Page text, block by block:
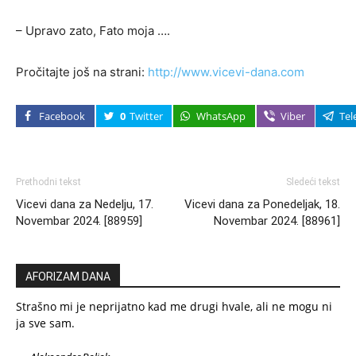
– Upravo zato, Fato moja ….
Pročitajte još na strani: http://www.vicevi-dana.com
Facebook 0 Twitter WhatsApp Viber
Prethodni tekst
Vicevi dana za Nedelju, 17.
Novembar 2024. [88959]
Sledeći tekst
Vicevi dana za Ponedeljak, 18.
Novembar 2024. [88961]
AFORIZAM DANA
Strašno mi je neprijatno kad me drugi hvale, ali ne mogu ni
ja sve sam.